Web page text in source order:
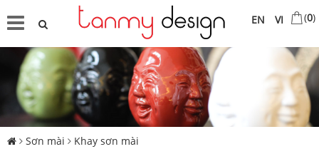
VI
EN (0)
Sơn mài Khay sơn mài